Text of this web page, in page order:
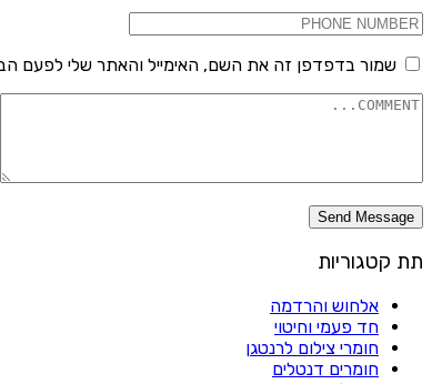
שמור בדפדפן זה את השם, האימייל והאתר שלי לפעם
תת קטגוריות
אלחוש והרדמה
חד פעמי וחיטוי
חומרי צילום לרנטגן
חומרים דנטלים